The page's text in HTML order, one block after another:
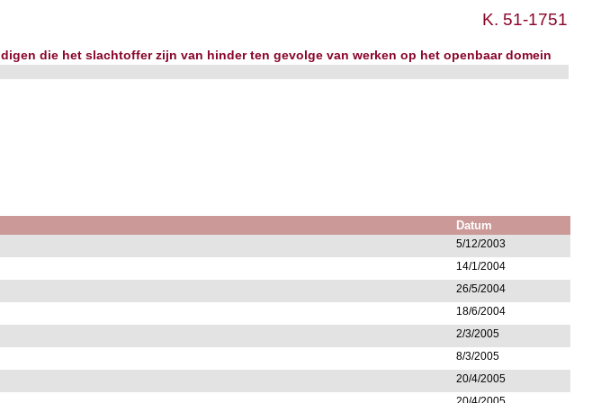
K. 51-1751
die het slachtoffer zijn van hinder ten gevolge van werken op het openbaar domein
Datum
5/12/2003
14/1/2004
26/5/2004
18/6/2004
2/3/2005
8/3/2005
20/4/2005